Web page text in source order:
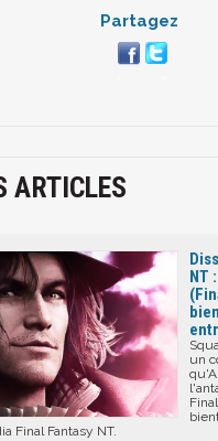
Partagez
ARTICLES
NT
un
Final Fantasy NT.